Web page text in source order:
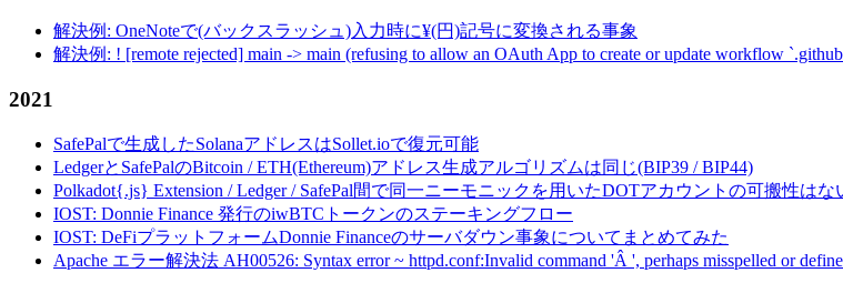
解決例: OneNoteで(バックスラッシュ)入力時に¥(円)記号に変換される事象
解決例: ! [remote rejected] main -> main (refusing to allow an OAuth App to create or update workflow
2021
SafePalで生成したSolanaアドレスはSollet.ioで復元可能
LedgerとSafePalのBitcoin / ETH(Ethereum)アドレス生成アルゴリズムは同じ(BIP39 / BIP44)
Polkadot{.js} Extension / Ledger / SafePal間で同一ニーモニックを用いたDOTアカウントの可搬性はな
IOST: Donnie Finance 発行のiwBTCトークンのステーキングフロー
IOST: DeFiプラットフォームDonnie Financeのサーバダウン事象についてまとめてみた
Apache エラー解決法 AH00526: Syntax error ~ httpd.conf:Invalid command 'Â ', perhaps misspelled or